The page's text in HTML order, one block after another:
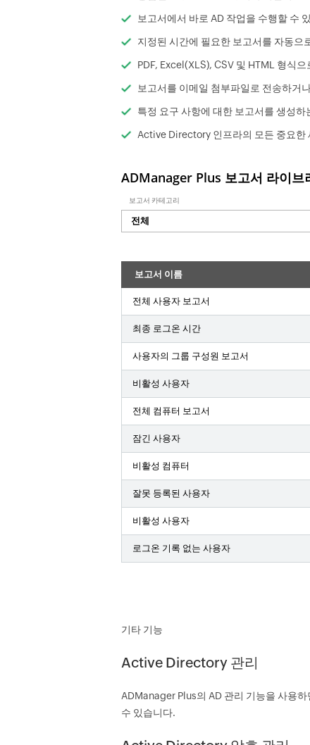
보고서에서 바로 AD 작업을 수행할 수
지정된 시간에 필요한 보고서를 자동으
PDF, Excel(XLS), CSV 및 HTML 형식
보고서를 이메일 첨부파일로 전송하거
특정 요구 사항에 대한 보고서를 생성
Active Directory 인프라의 모든 중요한
ADManager Plus 보고서 라이브
보고서 카테고리
전체
보고서 이름
전체 사용자 보고서
최종 로그온 시간
사용자의 그룹 구성원 보고서
비활성 사용자
전체 컴퓨터 보고서
잠긴 사용자
비활성 컴퓨터
잘못 등록된 사용자
비활성 사용자
로그온 기록 없는 사용자
기타 기능
Active Directory 관리
ADManager Plus의 AD 관리 기능을 사용
수 있습니다.